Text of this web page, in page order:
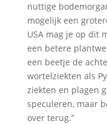
nuttige
mogelijk een
USA mag je op dit
een betere
een beetje de
wortelziekten als
ziekten en plagen
speculeren, maar
over terug.”